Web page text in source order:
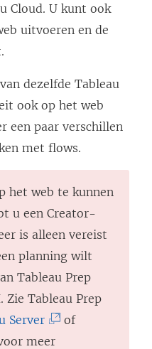
Cloud. U kunt ook
uitvoeren en de
dezelfde Tableau
ook op het web
een paar verschillen
met flows.
het web te kunnen
u een Creator-
is alleen vereist
planning wilt
Tableau Prep
Zie Tableau Prep
Server(
L
of
meer